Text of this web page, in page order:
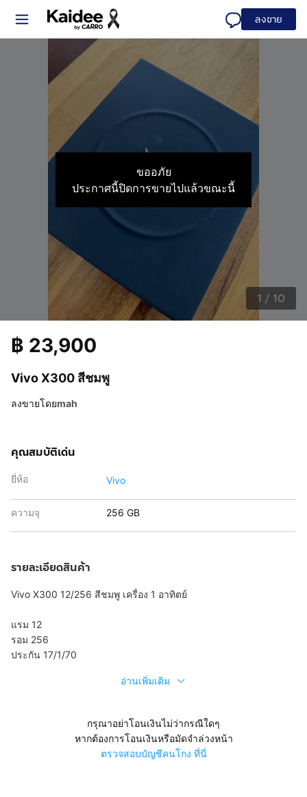
ลงขาย
ขออภัย
ประกาศนี้ปิดการขายไปแล้วขณะนี้
1 / 10
Vivo X300 สีชมพู
฿ 23,900
ลงขายโดยmah
คุณสมบัติเด่น
ยี่ห้อ Vivo
ความจุ 256 GB
รายละเอียดสินค้า
Vivo X300 12/256 สีชมพู เครื่อง 1 อาทิตย์
แรม 12
รอม 256
ประกัน 17/1/70
อ่านเพิ่มเติม
กรุณาอย่าโอนเงินไม่ว่ากรณีใดๆ
หากต้องการโอนเงินหรือมัดจำล่วงหน้า
ตรวจสอบบัญชีคนโกง ที่นี่